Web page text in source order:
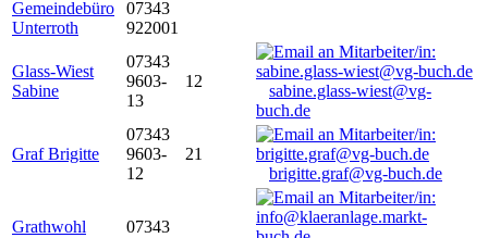
Gemeindebüro
Unterroth
07343
922001
Glass-Wiest
Sabine
07343
9603-
13
12
sabine.glass-wiest@vg-
buch.de
Graf Brigitte
07343
9603-
12
21
brigitte.graf@vg-buch.de
Grathwohl
07343